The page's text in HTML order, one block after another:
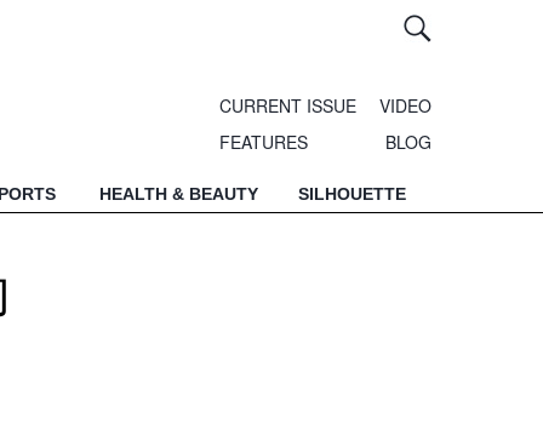
CURRENT ISSUE
VIDEO
FEATURES
BLOG
HEALTH & BEAUTY SILHOUETTE